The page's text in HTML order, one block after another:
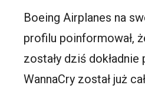
Boeing Airplanes na
profilu poinformował,
zostały dziś dokładnie
WannaCry został już